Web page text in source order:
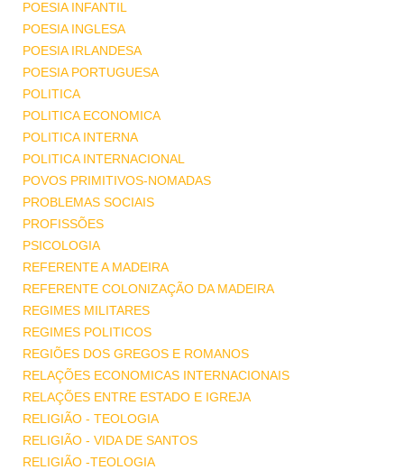
POESIA INFANTIL
POESIA INGLESA
POESIA IRLANDESA
POESIA PORTUGUESA
POLITICA
POLITICA ECONOMICA
POLITICA INTERNA
POLITICA INTERNACIONAL
POVOS PRIMITIVOS-NOMADAS
PROBLEMAS SOCIAIS
PROFISSÕES
PSICOLOGIA
REFERENTE A MADEIRA
REFERENTE COLONIZAÇÃO DA MADEIRA
REGIMES MILITARES
REGIMES POLITICOS
REGIÕES DOS GREGOS E ROMANOS
RELAÇÕES ECONOMICAS INTERNACIONAIS
RELAÇÕES ENTRE ESTADO E IGREJA
RELIGIÃO - TEOLOGIA
RELIGIÃO - VIDA DE SANTOS
RELIGIÃO -TEOLOGIA